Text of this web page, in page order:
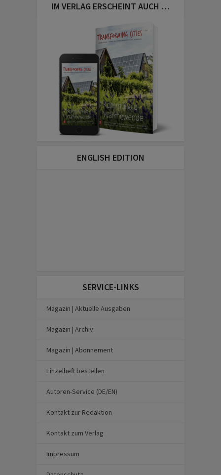
IM VERLAG ERSCHEINT AUCH …
ENGLISH EDITION
SERVICE-LINKS
Magazin | Aktuelle Ausgaben
Magazin | Archiv
Magazin | Abonnement
Einzelheft bestellen
Autoren-Service (DE/EN)
Kontakt zur Redaktion
Kontakt zum Verlag
Impressum